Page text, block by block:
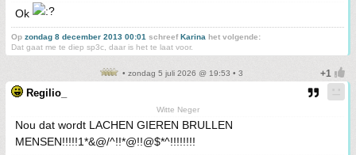
Ok
Op zondag 8 december 2013 00:01 schreefKarina het volgende:
Dat gaat me te diep sp3c, daar is het te laat voor.
• zondag 5 juli 2026 @ 19:53 • 3
Regilio_
Witte Neger
Nou dat wordt LACHEN GIEREN BRULLEN
MENSEN!!!!!1*&@/^!!*@!!@$*^!!!!!!!!